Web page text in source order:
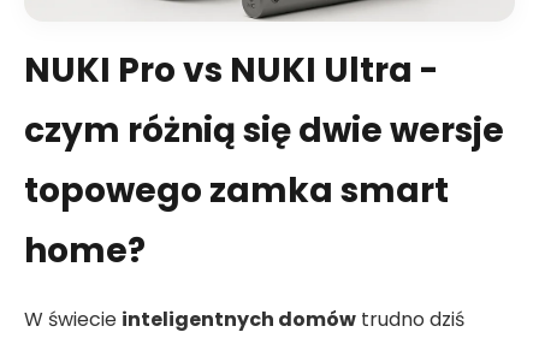
NUKI Pro vs NUKI Ultra -
czym różnią się dwie wersje
topowego zamka smart
home?
W świecie inteligentnych domów trudno dziś